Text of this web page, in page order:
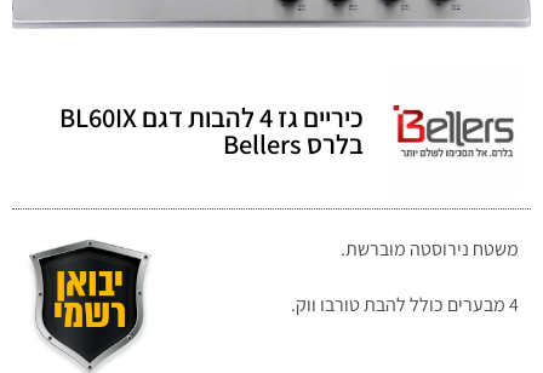
כיריים גז 4 להבות דגם BL60IX
בלרס Bellers
משטח נירוסטה מוברשת.
4 מבערים כולל להבת טורבו ווק.